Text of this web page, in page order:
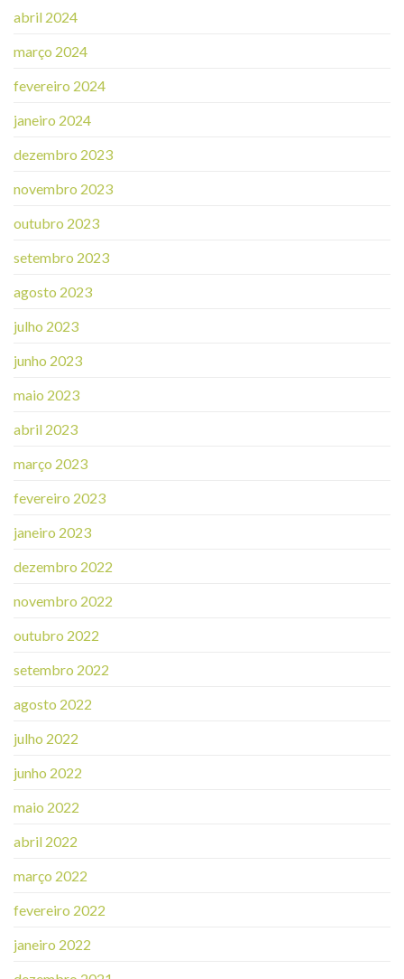
abril 2024
março 2024
fevereiro 2024
janeiro 2024
dezembro 2023
novembro 2023
outubro 2023
setembro 2023
agosto 2023
julho 2023
junho 2023
maio 2023
abril 2023
março 2023
fevereiro 2023
janeiro 2023
dezembro 2022
novembro 2022
outubro 2022
setembro 2022
agosto 2022
julho 2022
junho 2022
maio 2022
abril 2022
março 2022
fevereiro 2022
janeiro 2022